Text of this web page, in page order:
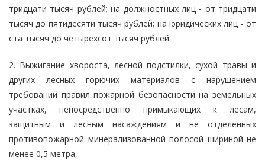
тридцати тысяч рублей; на должностных лиц - от тридцати
тысяч до пятидесяти тысяч рублей; на юридических лиц - от
ста тысяч до четырехсот тысяч рублей.
2. Выжигание хвороста, лесной подстилки, сухой травы и
других лесных горючих материалов с нарушением
требований правил пожарной безопасности на земельных
участках, непосредственно примыкающих к лесам,
защитным и лесным насаждениям и не отделенных
противопожарной минерализованной полосой шириной не
менее 0,5 метра, -